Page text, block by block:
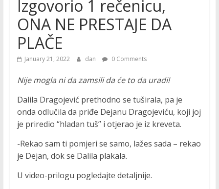
Izgovorio 1 rečenicu,
ONA NE PRESTAJE DA
PLAČE
January 21, 2022 dan 0 Comments
Nije mogla ni da zamsili da će to da uradi!
Dalila Dragojević prethodno se tuširala, pa je
onda odlučila da priđe Dejanu Dragojeviću, koji joj
je priredio “hladan tuš” i otjerao je iz kreveta.
-Rekao sam ti pomjeri se samo, lažes sada – rekao
je Dejan, dok se Dalila plakala.
U video-prilogu pogledajte detaljnije.